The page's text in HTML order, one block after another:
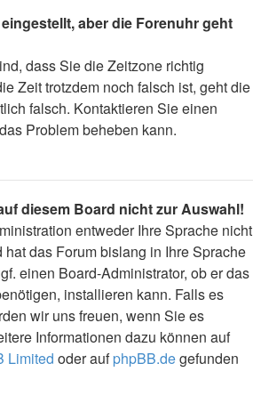
aber die Forenuhr geht
dass Sie die Zeitzone richtig
Zeit trotzdem noch falsch ist, geht die
falsch. Kontaktieren Sie einen
Problem beheben kann.
diesem Board nicht zur Auswahl!
entweder Ihre Sprache nicht
das Forum bislang in Ihre Sprache
einen Board-Administrator, ob er das
installieren kann. Falls es
wir uns freuen, wenn Sie es
Informationen dazu können auf
Limited oder aufphpBB.degefunden